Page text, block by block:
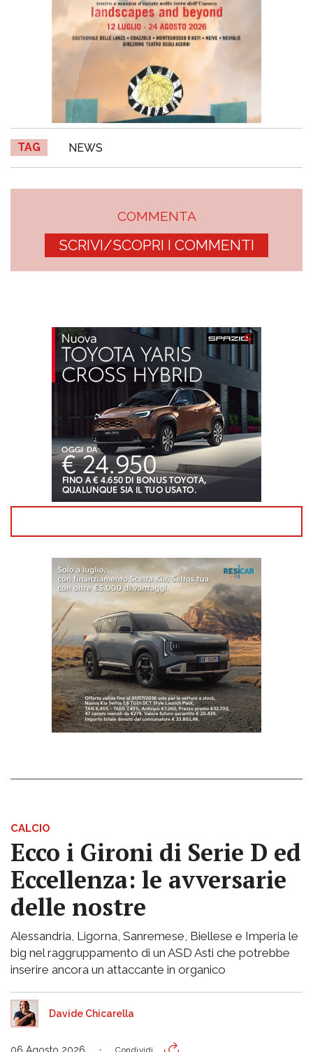
TAG NEWS
COMMENTA
SCRIVI/SCOPRI I COMMENTI
CALCIO
Ecco i Gironi di Serie D ed
Eccellenza: le avversarie
delle nostre
Alessandria, Ligorna, Sanremese, Biellese e Imperia le
big nel raggruppamento di un ASD Asti che potrebbe
inserire ancora un attaccante in organico
Davide Chicarella